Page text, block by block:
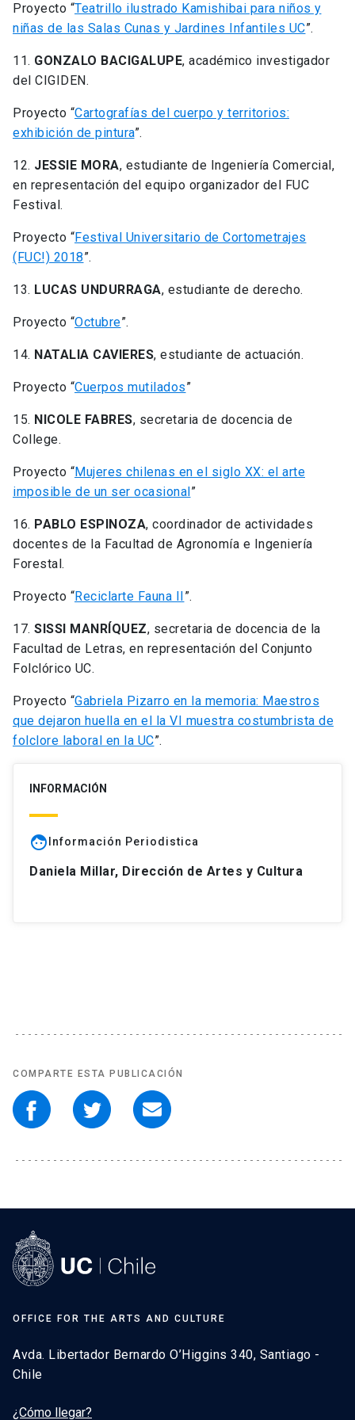
Proyecto “Teatrillo ilustrado Kamishibai para niños y
niñas de las Salas Cunas y Jardines Infantiles UC”.
11. GONZALO BACIGALUPE, académico investigador
del CIGIDEN.
Proyecto “Cartografías del cuerpo y territorios:
exhibición de pintura”.
12. JESSIE MORA, estudiante de Ingeniería Comercial,
en representación del equipo organizador del FUC
Festival.
Proyecto “Festival Universitario de Cortometrajes
(FUC!) 2018”.
13. LUCAS UNDURRAGA, estudiante de derecho.
Proyecto “Octubre”.
14. NATALIA CAVIERES, estudiante de actuación.
Proyecto “Cuerpos mutilados”
15. NICOLE FABRES, secretaria de docencia de
College.
Proyecto “Mujeres chilenas en el siglo XX: el arte
imposible de un ser ocasional”
16. PABLO ESPINOZA, coordinador de actividades
docentes de la Facultad de Agronomía e Ingeniería
Forestal.
Proyecto “Reciclarte Fauna II”.
17. SISSI MANRÍQUEZ, secretaria de docencia de la
Facultad de Letras, en representación del Conjunto
Folclórico UC.
Proyecto “Gabriela Pizarro en la memoria: Maestros
que dejaron huella en el la VI muestra costumbrista de
folclore laboral en la UC”.
INFORMACIÓN
face Información Periodistica
Daniela Millar, Dirección de Artes y Cultura
COMPARTE ESTA PUBLICACIÓN
OFFICE FOR THE ARTS AND CULTURE
Avda. Libertador Bernardo O’Higgins 340, Santiago -
Chile
¿Cómo llegar?